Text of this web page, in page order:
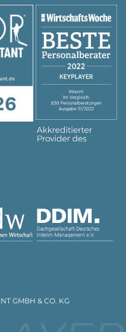
GMBH & CO. KG